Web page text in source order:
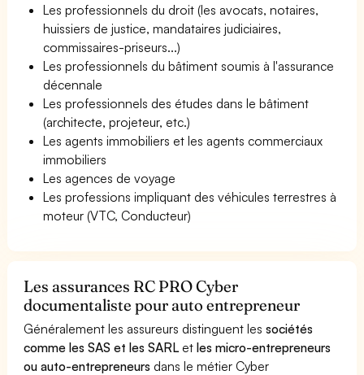
Les professionnels du droit (les avocats, notaires,
huissiers de justice, mandataires judiciaires,
commissaires-priseurs...)
Les professionnels du bâtiment soumis à l'assurance
décennale
Les professionnels des études dans le bâtiment
(architecte, projeteur, etc.)
Les agents immobiliers et les agents commerciaux
immobiliers
Les agences de voyage
Les professions impliquant des véhicules terrestres à
moteur (VTC, Conducteur)
Les assurances RC PRO Cyber
documentaliste pour auto entrepreneur
Généralement les assureurs distinguent lessociétés
comme les SAS et les SARL etles micro-entrepreneurs
ou auto-entrepreneurs dans le métier Cyber